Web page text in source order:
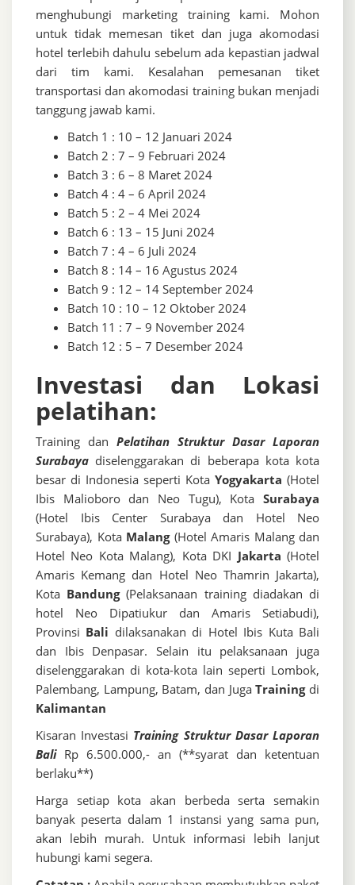
menghubungi marketing training kami. Mohon
untuk tidak memesan tiket dan juga akomodasi
hotel terlebih dahulu sebelum ada kepastian jadwal
dari tim kami. Kesalahan pemesanan tiket
transportasi dan akomodasi training bukan menjadi
tanggung jawab kami.
Batch 1 : 10 – 12 Januari 2024
Batch 2 : 7 – 9 Februari 2024
Batch 3 : 6 – 8 Maret 2024
Batch 4 : 4 – 6 April 2024
Batch 5 : 2 – 4 Mei 2024
Batch 6 : 13 – 15 Juni 2024
Batch 7 : 4 – 6 Juli 2024
Batch 8 : 14 – 16 Agustus 2024
Batch 9 : 12 – 14 September 2024
Batch 10 : 10 – 12 Oktober 2024
Batch 11 : 7 – 9 November 2024
Batch 12 : 5 – 7 Desember 2024
Investasi dan Lokasi
pelatihan:
Training dan Pelatihan Struktur Dasar Laporan
Surabaya diselenggarakan di beberapa kota kota
besar di Indonesia seperti Kota Yogyakarta (Hotel
Ibis Malioboro dan Neo Tugu), Kota Surabaya
(Hotel Ibis Center Surabaya dan Hotel Neo
Surabaya), Kota Malang(Hotel Amaris Malang dan
Hotel Neo Kota Malang), Kota DKI Jakarta (Hotel
Amaris Kemang dan Hotel Neo Thamrin Jakarta),
Kota Bandung(Pelaksanaan training diadakan di
hotel Neo Dipatiukur dan Amaris Setiabudi),
Provinsi Bali dilaksanakan di Hotel Ibis Kuta Bali
dan Ibis Denpasar. Selain itu pelaksanaan juga
diselenggarakan di kota-kota lain seperti Lombok,
Palembang, Lampung, Batam, dan JugaTrainingdi
Kalimantan
Kisaran Investasi Training Struktur Dasar Laporan
Bali Rp 6.500.000,- an (**syarat dan ketentuan
berlaku**)
Harga setiap kota akan berbeda serta semakin
banyak peserta dalam 1 instansi yang sama pun,
akan lebih murah. Untuk informasi lebih lanjut
hubungi kami segera.